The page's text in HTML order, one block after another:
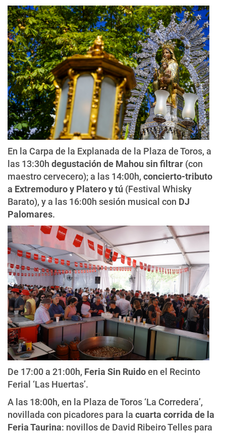
En la Carpa de la Explanada de la Plaza de Toros, a
las 13:30h degustación de Mahou sin filtrar (con
maestro cervecero); a las 14:00h, concierto-tributo
a Extremoduro y Platero y tú (Festival Whisky
Barato), y a las 16:00h sesión musical con DJ
Palomares.
De 17:00 a 21:00h, Feria Sin Ruidoen el Recinto
Ferial ‘Las Huertas’.
A las 18:00h, en la Plaza de Toros ‘La Corredera’,
novillada con picadores para la cuarta corrida de la
Feria Taurina: novillos de David Ribeiro Telles para